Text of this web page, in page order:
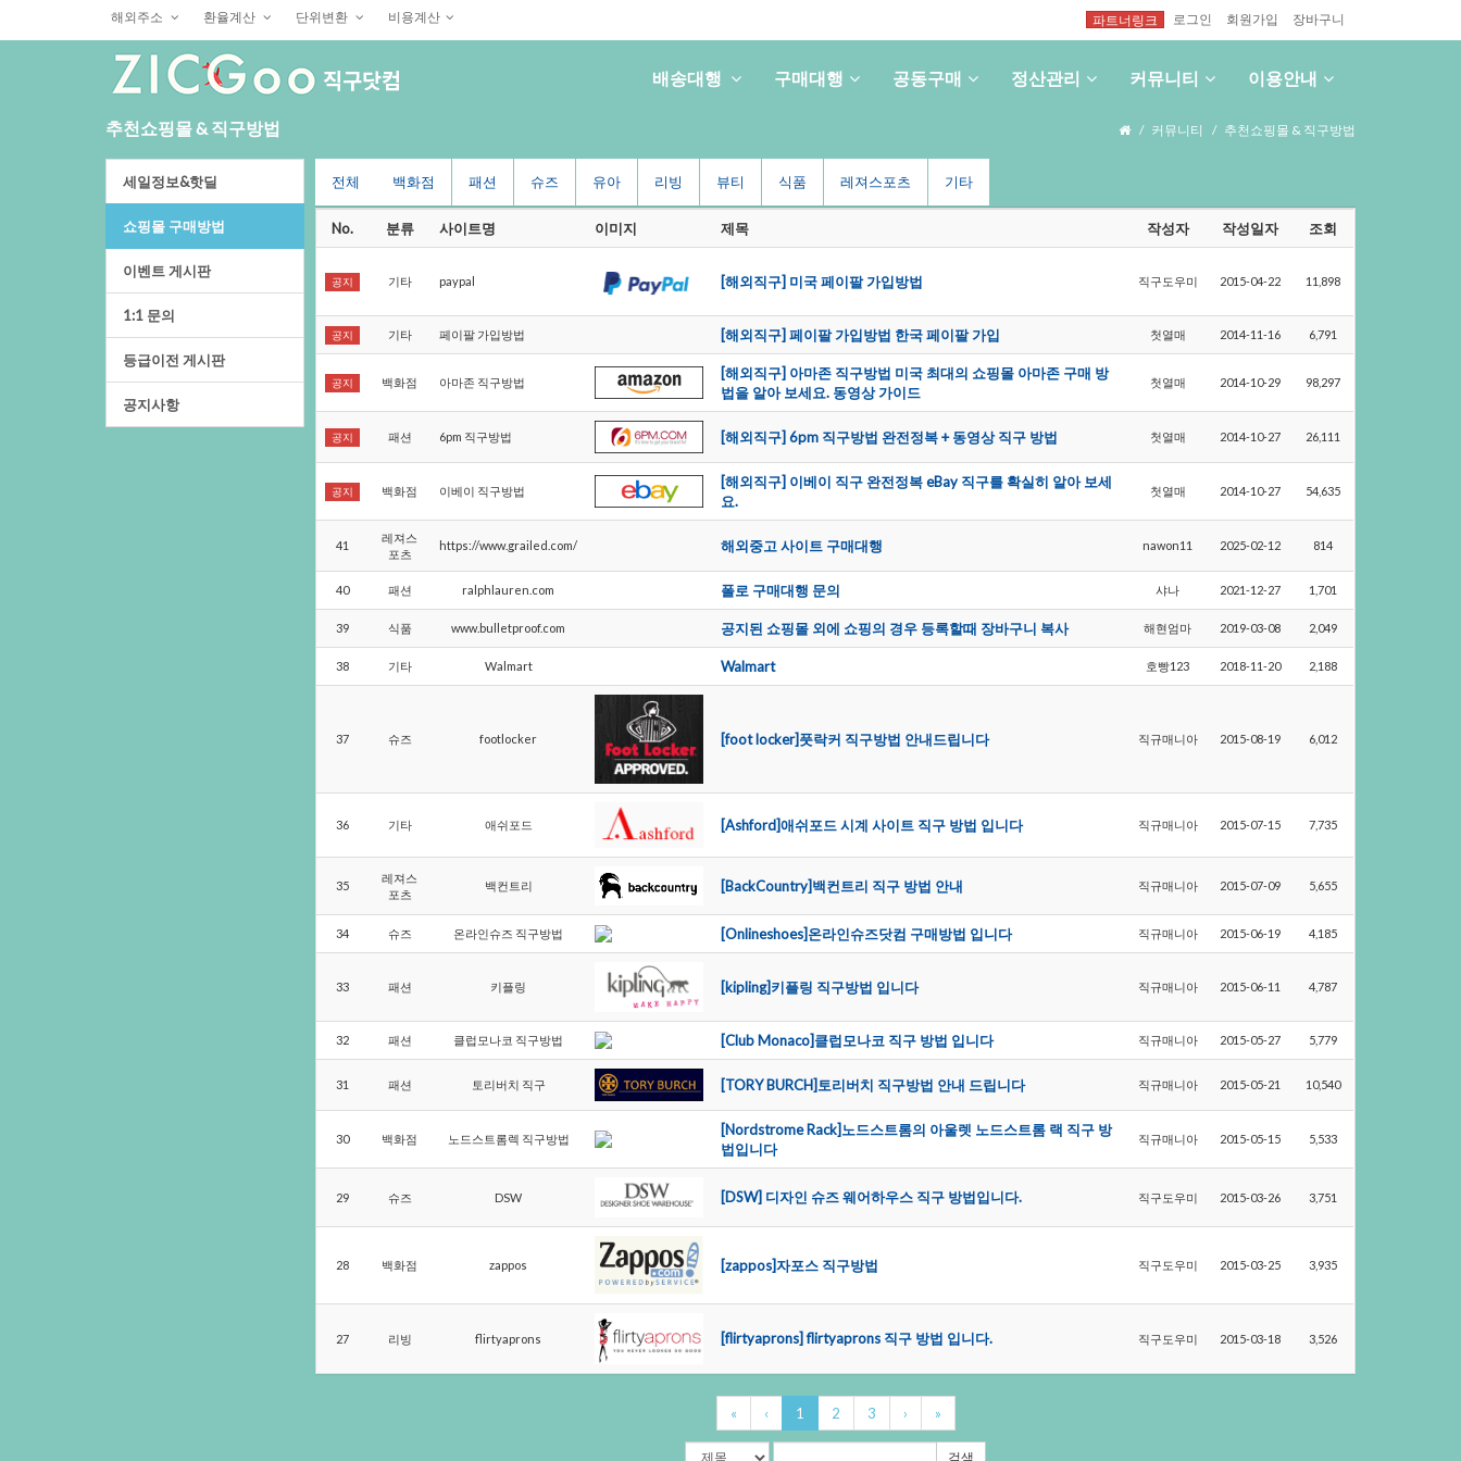
해외주소 환율계산 단위변환 비용계산 파트너링크 로그인 회원가입 장바구니
배송대행 구매대행 공동구매 정산관리 커뮤니티 이용안내
추천쇼핑몰&직구방법 커뮤니티 추천쇼핑몰&직구방법
세일정보&핫딜
쇼핑몰구매방법
이벤트게시판
1:1문의
등급이전게시판
공지사항
전체 백화점 패션 슈즈 유아 리빙 뷰티 식품 레져스포츠 기타
No. 분류 사이트명 이미지 제목 작성자 작성일자 조회
공지 기타 paypal [해외직구]미국페이팔가입방법 직구도우미 2015-04-22 11,898
공지 기타 페이팔가입방법 [해외직구]페이팔가입방법한국페이팔가입 첫열매 2014-11-16 6,791
공지 백화점 아마존직구방법
[해외직구]아마존직구방법미국최대의쇼핑몰아마존구매방
법을알아보세요.동영상가이드
첫열매 2014-10-29 98,297
공지 패션 6pm직구방법 [해외직구]6pm직구방법완전정복+동영상직구방법 첫열매 2014-10-27 26,111
공지 백화점 이베이직구방법
[해외직구]이베이직구완전정복eBay직구를확실히알아보세
요.
첫열매 2014-10-27 54,635
41
레져스
포츠
https://www.grailed.com/ 해외중고사이트구매대행 nawon11 2025-02-12 814
40 패션 ralphlauren.com 폴로구매대행문의 샤나 2021-12-27 1,701
39 식품 www.bulletproof.com 공지된쇼핑몰외에쇼핑의경우등록할때장바구니복사 해현엄마 2019-03-08 2,049
38 기타 Walmart Walmart 호빵123 2018-11-20 2,188
37 슈즈 footlocker [footlocker]풋락커직구방법안내드립니다 직규매니아 2015-08-19 6,012
36 기타 애쉬포드 [Ashford]애쉬포드시계사이트직구방법입니다 직규매니아 2015-07-15 7,735
35
레져스
포츠
백컨트리 [BackCountry]백컨트리직구방법안내 직규매니아 2015-07-09 5,655
34 슈즈 온라인슈즈직구방법 [Onlineshoes]온라인슈즈닷컴구매방법입니다 직규매니아 2015-06-19 4,185
33 패션 키플링 [kipling]키플링직구방법입니다 직규매니아 2015-06-11 4,787
32 패션 클럽모나코직구방법 [ClubMonaco]클럽모나코직구방법입니다 직규매니아 2015-05-27 5,779
31 패션 토리버치직구 [TORYBURCH]토리버치직구방법안내드립니다 직규매니아 2015-05-21 10,540
30 백화점 노드스트롬렉직구방법
[NordstromeRack]노드스트롬의아울렛노드스트롬랙직구방
법입니다
직규매니아 2015-05-15 5,533
29 슈즈 DSW [DSW]디자인슈즈웨어하우스직구방법입니다. 직구도우미 2015-03-26 3,751
28 백화점 zappos [zappos]자포스직구방법 직구도우미 2015-03-25 3,935
27 리빙 flirtyaprons [flirtyaprons]flirtyaprons직구방법입니다. 직구도우미 2015-03-18 3,526
« ‹ 1 2 3 › »
검색